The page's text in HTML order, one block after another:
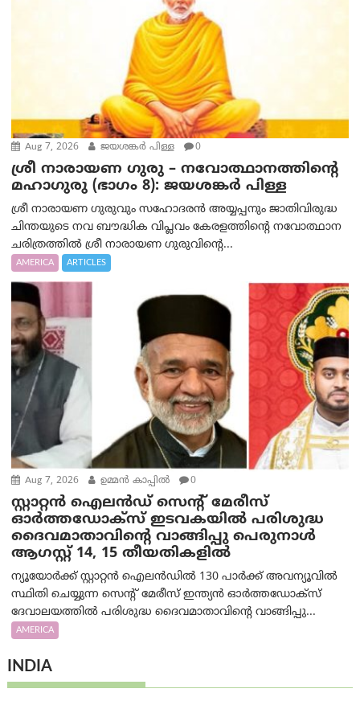
Aug 7, 2026 ജയശങ്കര്‍ പിള്ള 0
ശ്രീ നാരായണ ഗുരു – നവോത്ഥാനത്തിന്റെ
മഹാഗുരു (ഭാഗം 8): ജയശങ്കര്‍ പിള്ള
ശ്രീ നാരായണ ഗുരുവും സഹോദരൻ അയ്യപ്പനും ജാതിവിരുദ്ധ
ചിന്തയുടെ നവ ബൗദ്ധിക വിപ്ലവം കേരളത്തിന്റെ നവോത്ഥാന
ചരിത്രത്തിൽ ശ്രീ നാരായണ ഗുരുവിന്റെ...
AMERICA ARTICLES
Aug 7, 2026 ഉമ്മന്‍ കാപ്പില്‍ 0
സ്റ്റാറ്റൻ ഐലൻഡ് സെന്റ് മേരീസ്
ഓർത്തഡോക്സ് ഇടവകയിൽ പരിശുദ്ധ
ദൈവമാതാവിന്റെ വാങ്ങിപ്പു പെരുനാൾ
ആഗസ്റ്റ് 14, 15 തീയതികളിൽ
ന്യൂയോർക്ക് സ്റ്റാറ്റൻ ഐലൻഡിൽ 130 പാർക്ക് അവന്യൂവിൽ
സ്ഥിതി ചെയ്യുന്ന സെന്റ് മേരീസ് ഇന്ത്യൻ ഓർത്തഡോക്സ്
ദേവാലയത്തിൽ പരിശുദ്ധ ദൈവമാതാവിന്റെ വാങ്ങിപ്പു...
AMERICA
INDIA